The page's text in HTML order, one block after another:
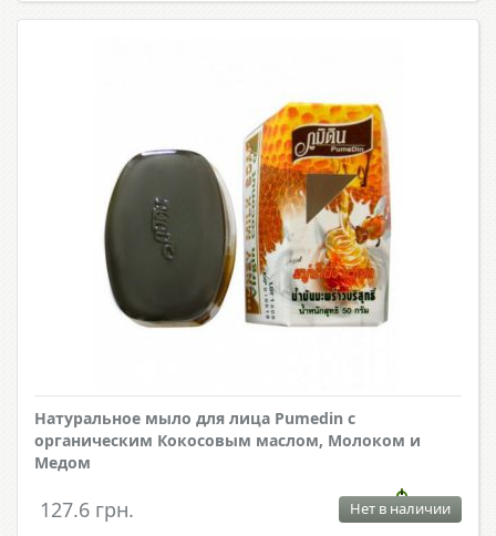
Натуральное мыло для лица Pumedin с
органическим Кокосовым маслом, Молоком и
Медом
127.6 грн. Нет в наличии